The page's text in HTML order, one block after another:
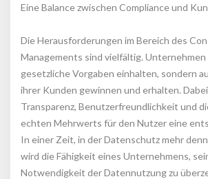
Eine Balance zwischen Compliance und
Die Herausforderungen im Bereich des
Managements sind vielfältig.
gesetzliche Vorgaben einhalten, sondern
ihrer Kunden gewinnen und erhalten.
Transparenz, Benutzerfreundlichkeit und
echten Mehrwerts für den Nutzer eine
In einer Zeit, in der Datenschutz mehr
wird die Fähigkeit eines Unternehmens,
Notwendigkeit der Datennutzung zu